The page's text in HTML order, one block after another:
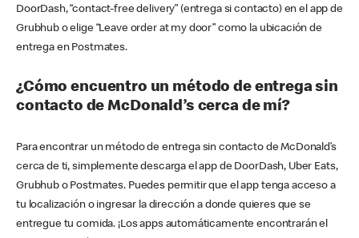
DoorDash, “contact-free delivery” (entrega si contacto) en el app de
Grubhub o elige “Leave order at my door” como la ubicación de
entrega en Postmates.
¿Cómo encuentro un método de entrega sin
contacto de McDonald’s cerca de mí?
Para encontrar un método de entrega sin contacto de McDonald’s
cerca de ti, simplemente descarga el app de DoorDash, Uber Eats,
Grubhub o Postmates. Puedes permitir que el app tenga acceso a
tu localización o ingresar la dirección a donde quieres que se
entregue tu comida. ¡Los apps automáticamente encontrarán el